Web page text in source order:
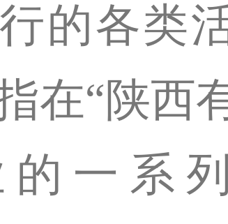
的各类
在“陕西
的一系